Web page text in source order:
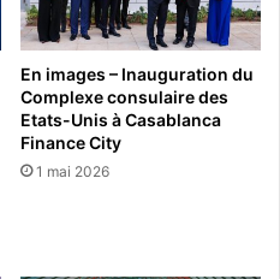
En images – Inauguration du
Complexe consulaire des
Etats-Unis à Casablanca
Finance City
1 mai 2026